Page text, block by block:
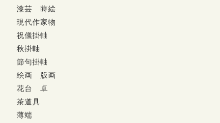
漆芸 蒔絵
現代作家物
祝儀掛軸
秋掛軸
節句掛軸
絵画 版画
花台 卓
茶道具
薄端